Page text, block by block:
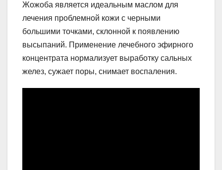
Жожоба является идеальным маслом для
лечения проблемной кожи с черными
большими точками, склонной к появлению
высыпаний. Применение лечебного эфирного
концентрата нормализует выработку сальных
желез, сужает поры, снимает воспаления.